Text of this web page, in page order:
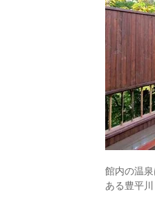
館内の温
ある豊平